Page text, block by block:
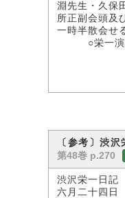
淵先生・久保
所正副会頭及
一時半散会せ
○栄一演説
〔参考〕渋
第48巻 p.270
渋沢栄一
六月二十四